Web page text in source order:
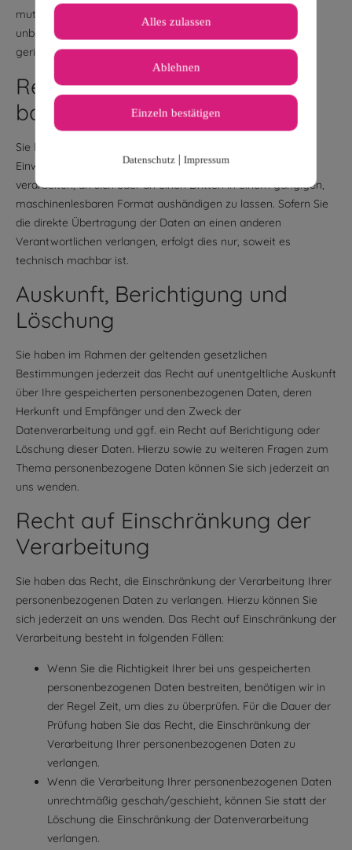
mutmaßlichen Verstoßes zu. Das Beschwerderecht besteht
unbeschadet anderweitiger verwaltungsrechtlicher oder
gerichtlicher Rechtsbehelfe.
Recht auf Daten­übertrag­
barkeit
Sie haben das Recht, Daten, die wir auf Grundlage Ihrer
Einwilligung oder in Erfüllung eines Vertrags automatisiert
verarbeiten, an sich oder an einen Dritten in einem gängigen,
maschinenlesbaren Format aushändigen zu lassen. Sofern Sie
die direkte Übertragung der Daten an einen anderen
Verantwortlichen verlangen, erfolgt dies nur, soweit es
technisch machbar ist.
Auskunft, Berichtigung und
Löschung
Sie haben im Rahmen der geltenden gesetzlichen
Bestimmungen jederzeit das Recht auf unentgeltliche Auskunft
über Ihre gespeicherten personenbezogenen Daten, deren
Herkunft und Empfänger und den Zweck der
Datenverarbeitung und ggf. ein Recht auf Berichtigung oder
Löschung dieser Daten. Hierzu sowie zu weiteren Fragen zum
Thema personenbezogene Daten können Sie sich jederzeit an
uns wenden.
Recht auf Einschränkung der
Verarbeitung
Sie haben das Recht, die Einschränkung der Verarbeitung Ihrer
personenbezogenen Daten zu verlangen. Hierzu können Sie
sich jederzeit an uns wenden. Das Recht auf Einschränkung der
Verarbeitung besteht in folgenden Fällen:
Wenn Sie die Richtigkeit Ihrer bei uns gespeicherten
personenbezogenen Daten bestreiten, benötigen wir in
der Regel Zeit, um dies zu überprüfen. Für die Dauer der
Prüfung haben Sie das Recht, die Einschränkung der
Verarbeitung Ihrer personenbezogenen Daten zu
verlangen.
Wenn die Verarbeitung Ihrer personenbezogenen Daten
unrechtmäßig geschah/geschieht, können Sie statt der
Löschung die Einschränkung der Datenverarbeitung
verlangen.
Alles zulassen
Ablehnen
Einzeln bestätigen
Datenschutz| Impressum